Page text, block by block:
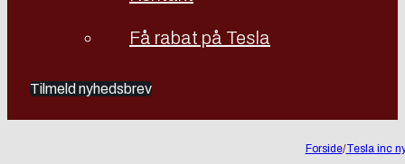
Få rabat på Tesla
Tilmeld nyhedsbrev
Forside/Tesla inc